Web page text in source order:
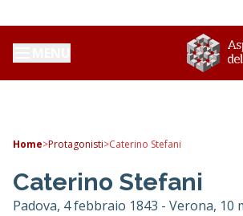
Home>Protagonisti>Caterino Stefani
Caterino Stefani
Padova, 4 febbraio 1843 - Verona, 10